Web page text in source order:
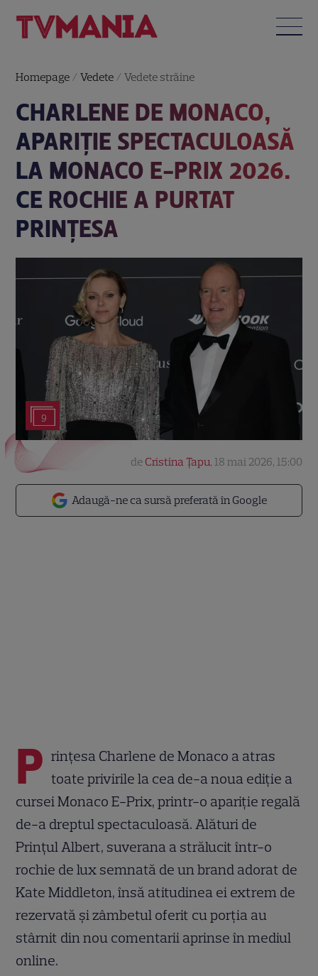
Homepage /Vedete /Vedete străine
CHARLENE DE MONACO,
APARIȚIE SPECTACULOASĂ
LA MONACO E-PRIX 2026.
CE ROCHIE A PURTAT
PRINȚESA
9
Adaugă-ne ca sursă preferată în Google
de Cristina Țapu, 18 mai 2026, 15:00
P rințesa Charlene de Monaco a atras
toate privirile la cea de-a noua ediție a
cursei Monaco E-Prix, printr-o apariție regală
de-a dreptul spectaculoasă. Alături de
Prințul Albert, suverana a strălucit într-o
rochie de lux semnată de un brand adorat de
Kate Middleton, însă atitudinea ei extrem de
rezervată și zâmbetul oferit cu porția au
stârnit din nou comentarii aprinse în mediul
online.